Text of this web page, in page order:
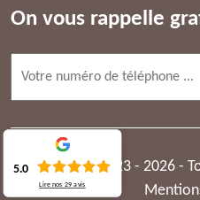
On vous rappelle
© 2023 - 2026 -
5.0
Lire nos29 avis